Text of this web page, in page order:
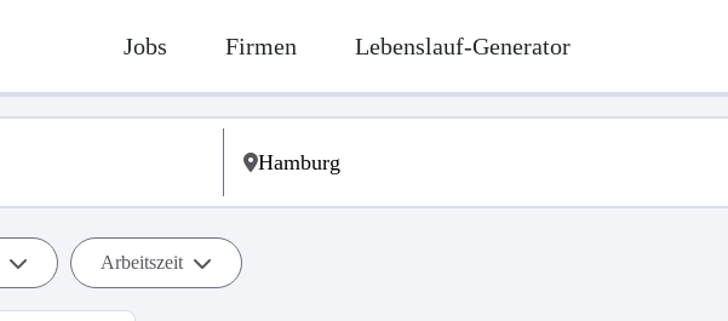
Jobs Firmen Lebenslauf-Generator
Arbeitszeit